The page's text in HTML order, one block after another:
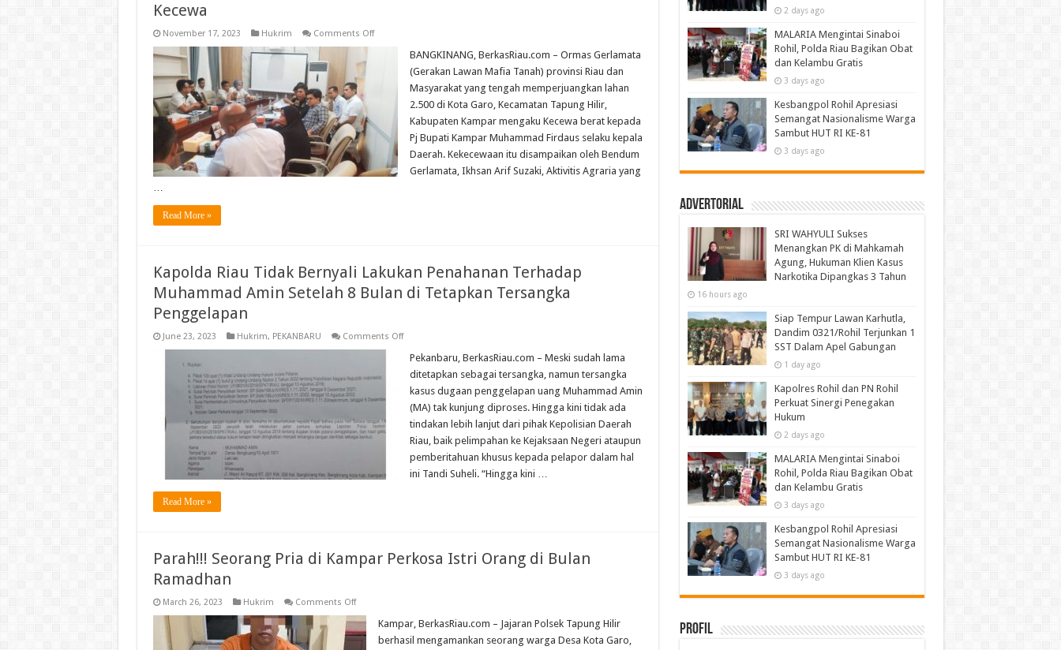
Kecewa
November 17, 2023 Hukrim Comments Offon
Memuaskan,
Gerlamata
BANGKINANG, BerkasRiau.com – Ormas Gerlamata
(Gerakan Lawan Mafia Tanah) provinsi Riau dan
Masyarakat yang tengah memperjuangkan lahan
2.500 di Kota Garo, Kecamatan Tapung Hilir,
Kabupaten Kampar mengaku Kecewa berat kepada
Pj Bupati Kampar Muhammad Firdaus selaku kepala
Daerah. Kekecewaan itu disampaikan oleh Bendum
Gerlamata, Ikhsan Arif Suzaki, Aktivitis Agraria yang
…
Read More »
Kapolda Riau Tidak Bernyali Lakukan Penahanan Terhadap
Muhammad Amin Setelah 8 Bulan di Tetapkan Tersangka
Penggelapan
June 23, 2023 Hukrim, PEKANBARU Comments Offon
Riau
Bernyali
Lakukan
Penahanan
Terhadap
Muhammad
Amin
Setelah
Bulan
Tetapkan
Pekanbaru, BerkasRiau.com – Meski sudah lama
ditetapkan sebagai tersangka, namun tersangka
kasus dugaan penggelapan uang Muhammad Amin
(MA) tak kunjung diproses. Hingga kini tidak ada
tindakan lebih lanjut dari pihak Kepolisian Daerah
Riau, baik pelimpahan ke Kejaksaan Negeri ataupun
pemberitahuan khusus kepada pelapor dalam hal
ini Tandi Suheli. “Hingga kini …
Read More »
Parah!!! Seorang Pria di Kampar Perkosa Istri Orang di Bulan
Ramadhan
March 26, 2023 Hukrim Comments Offon
Seorang
Pria
Kampar, BerkasRiau.com – Jajaran Polsek Tapung Hilir
berhasil mengamankan seorang warga Desa Kota Garo,
2 days ago
MALARIA Mengintai Sinaboi
Rohil, Polda Riau Bagikan Obat
dan Kelambu Gratis
3 days ago
Kesbangpol Rohil Apresiasi
Semangat Nasionalisme Warga
Sambut HUT RI KE-81
3 days ago
Advertorial
SRI WAHYULI Sukses
Menangkan PK di Mahkamah
Agung, Hukuman Klien Kasus
Narkotika Dipangkas 3 Tahun
16 hours ago
Siap Tempur Lawan Karhutla,
Dandim 0321/Rohil Terjunkan 1
SST Dalam Apel Gabungan
1 day ago
Kapolres Rohil dan PN Rohil
Perkuat Sinergi Penegakan
Hukum
2 days ago
MALARIA Mengintai Sinaboi
Rohil, Polda Riau Bagikan Obat
dan Kelambu Gratis
3 days ago
Kesbangpol Rohil Apresiasi
Semangat Nasionalisme Warga
Sambut HUT RI KE-81
3 days ago
Profil